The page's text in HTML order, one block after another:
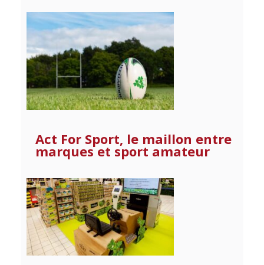
Act For Sport, le maillon entre
marques et sport amateur